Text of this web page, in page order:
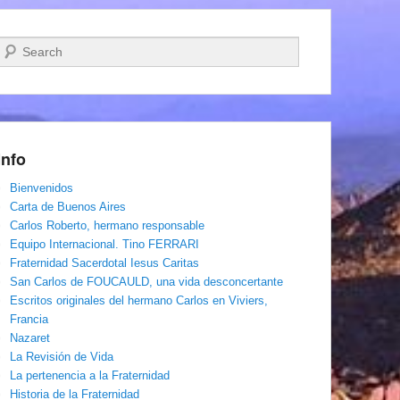
Buscar
Bienvenidos
Carta de Buenos Aires
Carlos Roberto, hermano responsable
Equipo Internacional. Tino FERRARI
Fraternidad Sacerdotal Iesus Caritas
San Carlos de FOUCAULD, una vida desconcertante
Escritos originales del hermano Carlos en Viviers,
Francia
Nazaret
La Revisión de Vida
La pertenencia a la Fraternidad
Historia de la Fraternidad